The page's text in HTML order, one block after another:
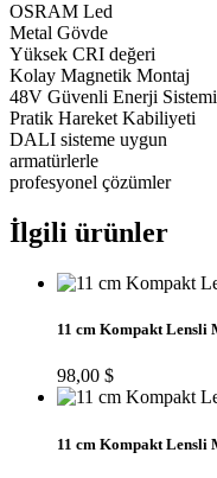
OSRAM Led
Metal Gövde
Yüksek CRI değeri
Kolay Magnetik Montaj
48V Güvenli Enerji Sistemi
Pratik Hareket Kabiliyeti
DALI sisteme uygun
armatürlerle
profesyonel çözümler
İlgili ürünler
11 cm Kompakt
98,00 $
11 cm Kompakt Lensli